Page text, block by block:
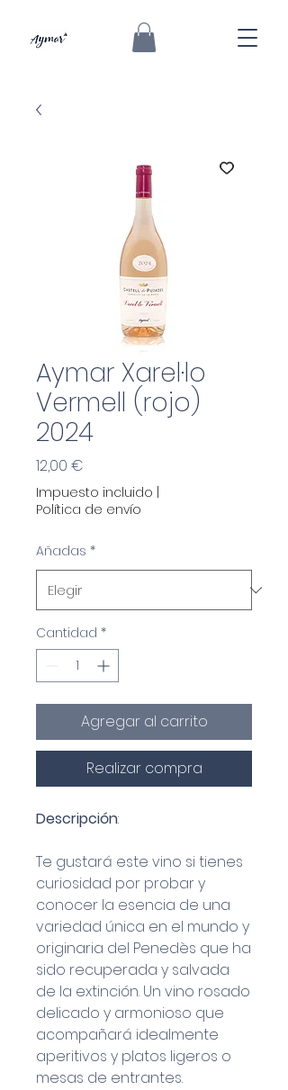
Aymar Xarel·lo
Vermell (rojo)
2024
12,00 €
Impuesto incluido
Política de envío
Añadas *
Cantidad *
Agregar al carrito
Realizar compra
Descripción:
Te gustará este vino si tienes
curiosidad por probar y
conocer la esencia de una
variedad única en el mundo y
originaria del Penedès que ha
sido recuperada y salvada
de la extinción. Un vino rosado
delicado y armonioso que
acompañará idealmente
aperitivos y platos ligeros o
mesas de entrantes.